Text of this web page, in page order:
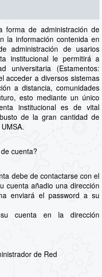
forma de administración de
la información contenida en
administración de usarios
institucional le permitirá a
universitaria (Estamentos:
acceder a diversos sistemas
a distancia, comunidades
esto mediante un único
institucional es de vital
de la gran cantidad de
cuenta?
debe de contactarse con el
cuenta añadio una dirección
enviará el password a su
en la dirección
de Red